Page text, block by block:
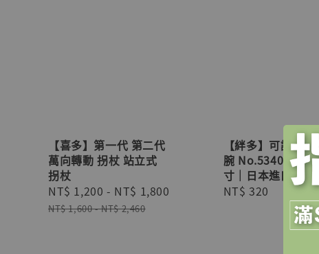
【喜多】第一代 第二代
萬向轉動 拐杖 站立式
拐杖
Sale
price
NT$ 1,200 - NT$ 1,800
NT$ 1,600-NT$ 2,460
【絆多】可調式
腕 No.5340 ｜單
寸｜日本進口表布
Regular
NT$ 320